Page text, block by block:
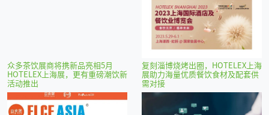
众多茶饮展商将携新品亮相5月
HOTELEX上海展，更有重磅潮饮新
活动推出
复刻淄博烧烤出圈，HOTELEX上海
展助力海量优质餐饮食材及配套供
需对接